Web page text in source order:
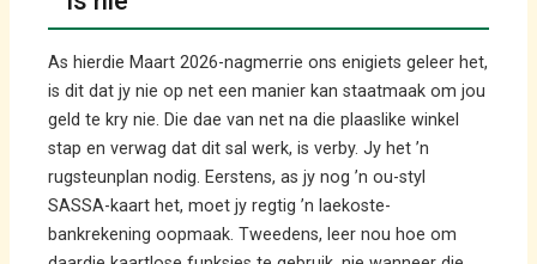
As hierdie Maart 2026-nagmerrie ons enigiets geleer het,
is dit dat jy nie op net een manier kan staatmaak om jou
geld te kry nie. Die dae van net na die plaaslike winkel
stap en verwag dat dit sal werk, is verby. Jy het ’n
rugsteunplan nodig. Eerstens, as jy nog ’n ou-styl
SASSA-kaart het, moet jy regtig ’n laekoste-
bankrekening oopmaak. Tweedens, leer nou hoe om